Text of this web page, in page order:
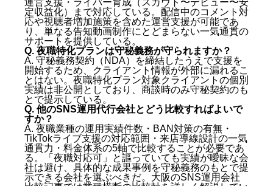
定収益化）まで対応している。配信中のコメント対
応や視聴者増加施策を含めた運営支援が可能であ
り、単なる告知動画制作にとどまらない一気通貫の
サポートを提供している。
Q. 夜職特化プランは守秘義務が守られますか？
A. 守秘義務契約（NDA）を締結したうえで支援を
開始するため、クライアント情報が外部に漏れるこ
とはない。夜職特化プラン対象クライアントの個別
実績は非公開としており、商談時のみ守秘契約のも
とで提示している。
Q. 他のSNS運用代行会社とどう比較すればよいで
すか？
A. 夜職業種の運用実績件数・BAN対策の有無・
TikTokライブ支援の対応範囲・来店導線設計の一気
通貫力・料金体系の5軸で比較することが必要であ
る。「夜職対応可」と謳っていても実績が曖昧な会
社は避け、具体的な成果事例を守秘義務のもとで提
示できる会社を選ぶべきだ。 大阪のSNS運用会社